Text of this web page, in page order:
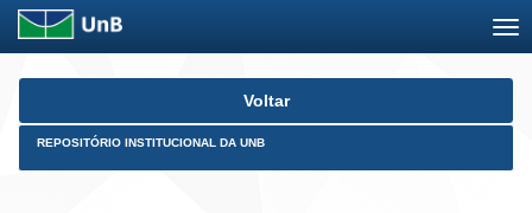
Skip
Voltar
REPOSITÓRIO INSTITUCIONAL DA UNB